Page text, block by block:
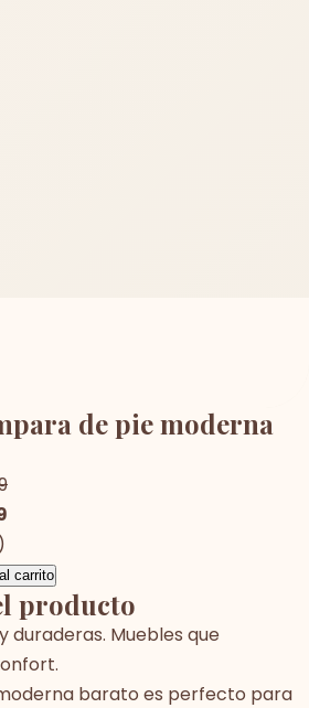
de pie moderna
carrito
producto
duraderas. Muebles que
barato es perfecto para